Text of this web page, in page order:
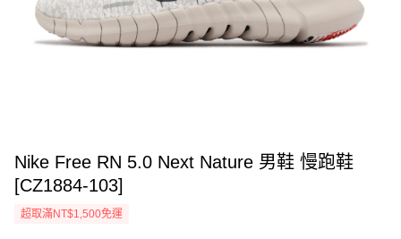
Nike Free RN 5.0 Next Nature 男鞋 慢跑鞋
[CZ1884-103]
超取滿NT$1,500免運